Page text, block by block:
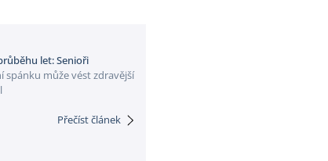
let: Senioři
spánku může vést zdravější
Přečíst článek